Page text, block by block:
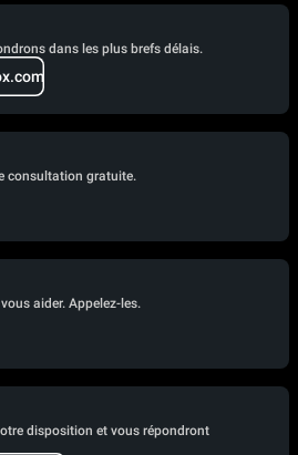
dans les plus brefs délais.
consultation gratuite.
aider. Appelez-les.
disposition et vous répondront